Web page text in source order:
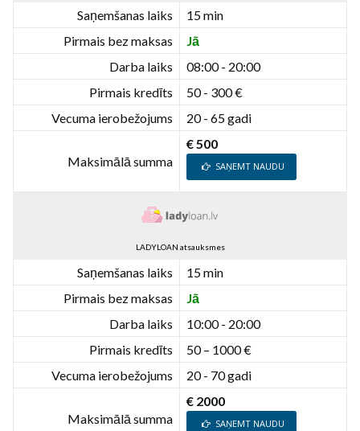
Saņemšanas laiks
15 min
Pirmais bez maksas
Jā
Darba laiks
08:00 - 20:00
Pirmais kredīts
50 - 300 €
Vecuma ierobežojums
20 - 65 gadi
Maksimālā summa
€ 500
SAŅEMT NAUDU
LADYLOAN atsauksmes
Saņemšanas laiks
15 min
Pirmais bez maksas
Jā
Darba laiks
10:00 - 20:00
Pirmais kredīts
50 – 1000 €
Vecuma ierobežojums
20 - 70 gadi
Maksimālā summa
€ 2000
SAŅEMT NAUDU